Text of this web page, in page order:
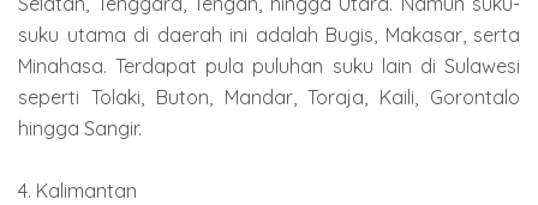
suku utama di daerah ini adalah Bugis, Makasar, serta
Minahasa. Terdapat pula puluhan suku lain di Sulawesi
seperti Tolaki, Buton, Mandar, Toraja, Kaili, Gorontalo
hingga Sangir.
4. Kalimantan